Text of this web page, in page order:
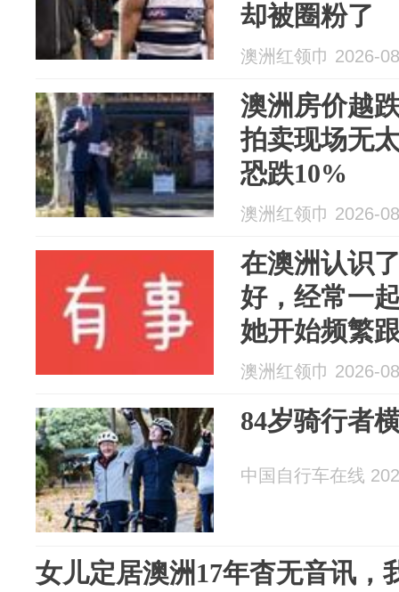
却被圈粉了
澳洲红领巾 2026-
澳洲房价越
拍卖现场无
恐跌10%
澳洲红领巾 2026-
在澳洲认识
好，经常一
她开始频繁
澳洲红领巾 2026-
84岁骑行者
中国自行车在线
女儿定居澳洲17年杳无音讯，